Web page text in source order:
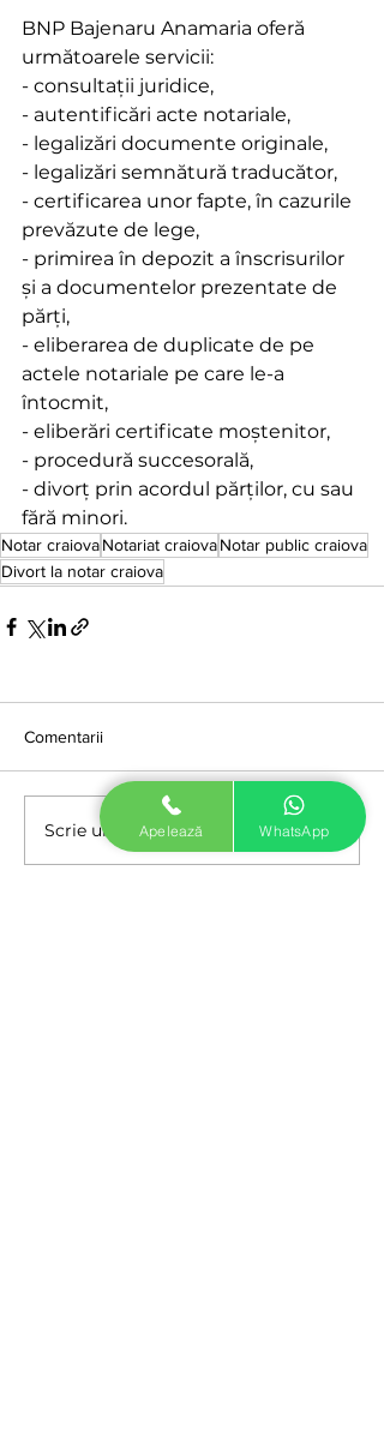
BNP Bajenaru Anamaria oferă
următoarele servicii:
- consultaţii juridice,
- autentificări acte notariale,
- legalizări documente originale,
- legalizări semnătură traducător,
- certificarea unor fapte, în cazurile
prevăzute de lege,
- primirea în depozit a înscrisurilor
şi a documentelor prezentate de
părţi,
- eliberarea de duplicate de pe
actele notariale pe care le-a
întocmit,
- eliberări certificate moştenitor,
- procedură succesorală,
- divorţ prin acordul părţilor, cu sau
fără minori.
Notar craiovaNotariat craiovaNotar public craiova
Divort la notar craiova
Comentarii
Scrie un comentariu...
Apelează WhatsApp